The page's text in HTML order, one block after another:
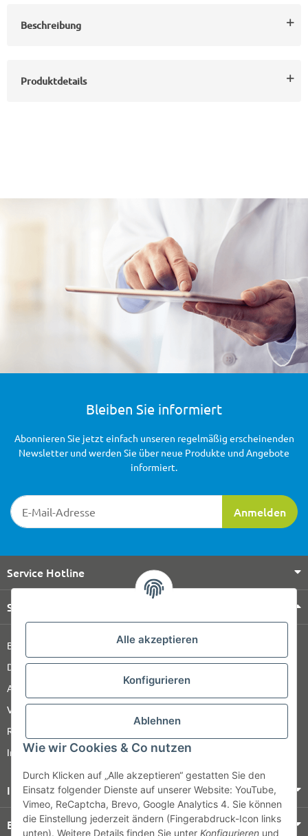
Alle akzeptieren
Konfigurieren
Ablehnen
Wie wir Cookies & Co nutzen
Durch Klicken auf „Alle akzeptieren“ gestatten Sie den
Einsatz folgender Dienste auf unserer Website: YouTube,
Vimeo, ReCaptcha, Brevo, Google Analytics 4. Sie können
die Einstellung jederzeit ändern (Fingerabdruck-Icon links
unten). Weitere Details finden Sie unter Konfigurieren und
Beschreibung
Produktdetails
Bleiben Sie informiert
Newsletter-Registrierung
Anmelden
Abonnieren Sie jetzt einfach unseren regelmäßig erscheinenden
Newsletter und werden Sie über neue Produkte und Angebote
informiert.
Service Hotline
Shop Service
Barrierefreiheitserklärung
Datenschutz
AGB
Versandinformationen
Retour
Impressum
Informationen
Bezahlung & Versand